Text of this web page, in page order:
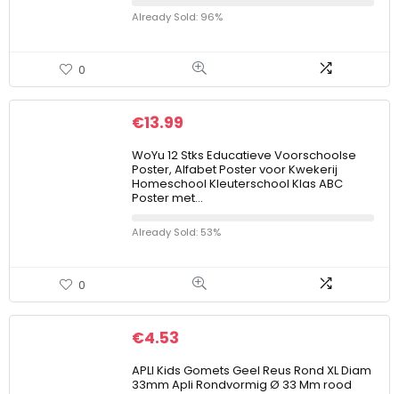
Already Sold: 96%
0
€13.99
WoYu 12 Stks Educatieve Voorschoolse
Poster, Alfabet Poster voor Kwekerij
Homeschool Kleuterschool Klas ABC
Poster met…
Already Sold: 53%
0
€4.53
APLI Kids Gomets Geel Reus Rond XL Diam
33mm Apli Rondvormig Ø 33 Mm rood